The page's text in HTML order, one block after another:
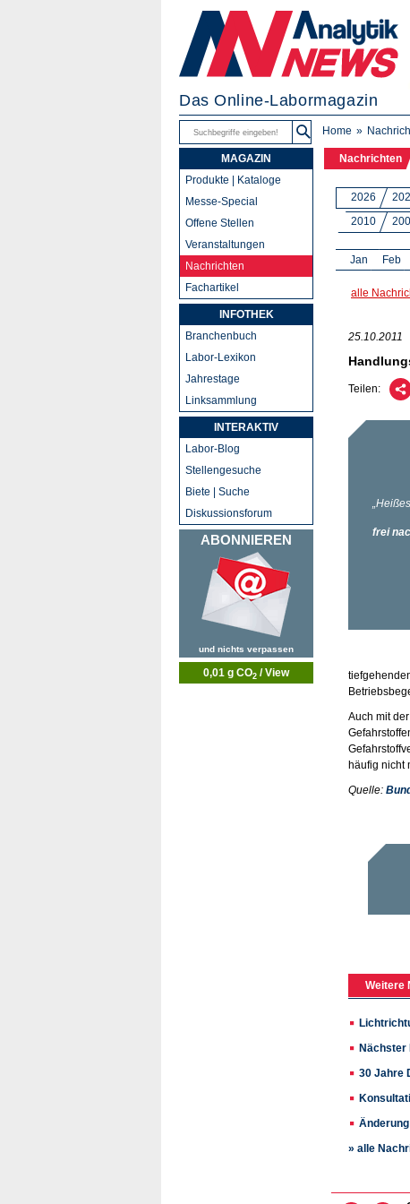
Das Online-Labormagazin
Home
Nachrichten
2026
2010
Jan Feb
alle
25.10.2011
Teilen:
Auch mit
häufig nicht
Quelle:
Weitere
Nächster
30 Jahre
» alle
MAGAZIN
Produkte | Kataloge
Messe-Special
Offene Stellen
Veranstaltungen
Nachrichten
Fachartikel
INFOTHEK
Branchenbuch
Labor-Lexikon
Jahrestage
Linksammlung
INTERAKTIV
Labor-Blog
Stellengesuche
Biete | Suche
Diskussionsforum
ABONNIEREN
und nichts verpassen
0,01 g CO2 / View